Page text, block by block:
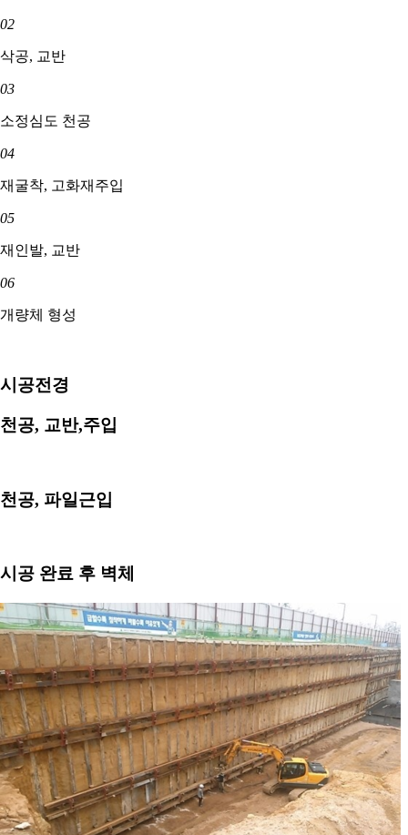
02
삭공, 교반
03
소정심도 천공
04
재굴착, 고화재주입
05
재인발, 교반
06
개량체 형성
시공전경
천공, 교반,주입
천공, 파일근입
시공 완료 후 벽체